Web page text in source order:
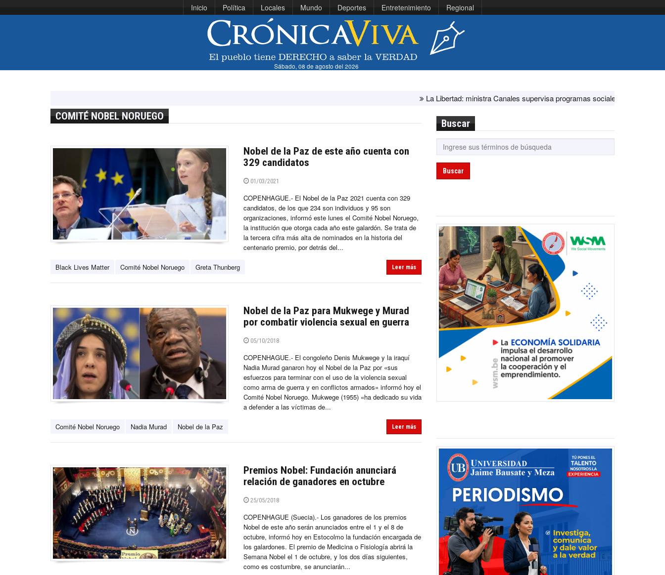
Inicio Política Locales Mundo Deportes Entretenimiento Regional
Sábado, 08 de agosto del 2026
La Libertad: ministra Canales supervisa programas sociales y acciones ante El Niño
COMITÉ NOBEL NORUEGO
Nobel de la Paz de este año cuenta con
329 candidatos
01/03/2021
COPENHAGUE.- El Nobel de la Paz 2021 cuenta con 329
candidatos, de los que 234 son individuos y 95 son
organizaciones, informó este lunes el Comité Nobel Noruego,
la institución que otorga cada año este galardón. Se trata de
la tercera cifra más alta de nominados en la historia del
centenario premio, por detrás del...
Black Lives Matter Comité Nobel Noruego Greta Thunberg Leer más
Nobel de la Paz para Mukwege y Murad
por combatir violencia sexual en guerra
05/10/2018
COPENHAGUE.- El congoleño Denis Mukwege y la iraquí
Nadia Murad ganaron hoy el Nobel de la Paz por «sus
esfuerzos para terminar con el uso de la violencia sexual
como arma de guerra y en conflictos armados» informó hoy el
Comité Nobel Noruego. Mukwege (1955) «ha dedicado su vida
a defender a las víctimas de...
Comité Nobel Noruego Nadia Murad Nobel de la Paz Leer más
Premios Nobel: Fundación anunciará
relación de ganadores en octubre
25/05/2018
COPENHAGUE (Suecia).- Los ganadores de los premios
Nobel de este año serán anunciados entre el 1 y el 8 de
octubre, informó hoy en Estocolmo la fundación encargada de
los galardones. El premio de Medicina o Fisiología abrirá la
Semana Nobel el 1 de octubre, y los dos días siguientes,
como es costumbre, se anunciarán...
Buscar
Buscar